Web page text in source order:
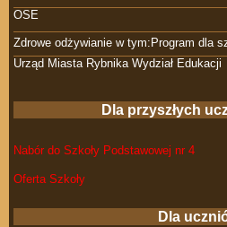
OSE
Zdrowe odżywianie w tym:Program dla
Urząd Miasta Rybnika Wydział Edukacji
Dla przyszłych
Nabór do Szkoły Podstawowej nr 4
Oferta Szkoły
Dla